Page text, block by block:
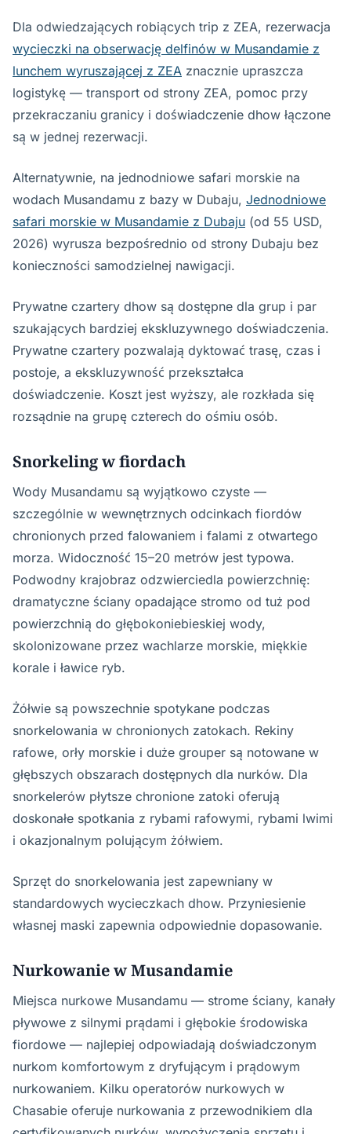
Dla odwiedzających robiących trip z ZEA, rezerwacja
wycieczki na obserwację delfinów w Musandamie z
lunchem wyruszającej z ZEA znacznie upraszcza
logistykę — transport od strony ZEA, pomoc przy
przekraczaniu granicy i doświadczenie dhow łączone
są w jednej rezerwacji.
Alternatywnie, na jednodniowe safari morskie na
wodach Musandamu z bazy w Dubaju, Jednodniowe
safari morskie w Musandamie z Dubaju (od 55 USD,
2026) wyrusza bezpośrednio od strony Dubaju bez
konieczności samodzielnej nawigacji.
Prywatne czartery dhow są dostępne dla grup i par
szukających bardziej ekskluzywnego doświadczenia.
Prywatne czartery pozwalają dyktować trasę, czas i
postoje, a ekskluzywność przekształca
doświadczenie. Koszt jest wyższy, ale rozkłada się
rozsądnie na grupę czterech do ośmiu osób.
Snorkeling w fiordach
Wody Musandamu są wyjątkowo czyste —
szczególnie w wewnętrznych odcinkach fiordów
chronionych przed falowaniem i falami z otwartego
morza. Widoczność 15–20 metrów jest typowa.
Podwodny krajobraz odzwierciedla powierzchnię:
dramatyczne ściany opadające stromo od tuż pod
powierzchnią do głębokoniebieskiej wody,
skolonizowane przez wachlarze morskie, miękkie
korale i ławice ryb.
Żółwie są powszechnie spotykane podczas
snorkelowania w chronionych zatokach. Rekiny
rafowe, orły morskie i duże grouper są notowane w
głębszych obszarach dostępnych dla nurków. Dla
snorkelerów płytsze chronione zatoki oferują
doskonałe spotkania z rybami rafowymi, rybami lwimi
i okazjonalnym polującym żółwiem.
Sprzęt do snorkelowania jest zapewniany w
standardowych wycieczkach dhow. Przyniesienie
własnej maski zapewnia odpowiednie dopasowanie.
Nurkowanie w Musandamie
Miejsca nurkowe Musandamu — strome ściany, kanały
pływowe z silnymi prądami i głębokie środowiska
fiordowe — najlepiej odpowiadają doświadczonym
nurkom komfortowym z dryfującym i prądowym
nurkowaniem. Kilku operatorów nurkowych w
Chasabie oferuje nurkowania z przewodnikiem dla